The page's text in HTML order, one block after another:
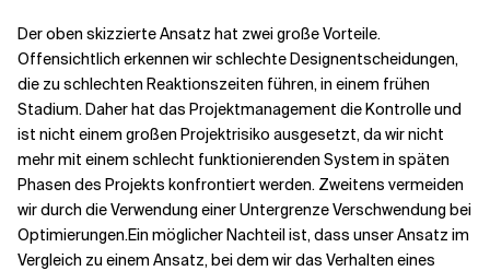
Der oben skizzierte Ansatz hat zwei große Vorteile.
Offensichtlich erkennen wir schlechte Designentscheidungen,
die zu schlechten Reaktionszeiten führen, in einem frühen
Stadium. Daher hat das Projektmanagement die Kontrolleund
ist nicht einem großen Projektrisiko ausgesetzt, da wir nicht
mehr mit einem schlecht funktionierenden System in späten
Phasen des Projekts konfrontiert werden. Zweitens vermeiden
wir durch die Verwendung einer UntergrenzeVerschwendung bei
Optimierungen.Ein möglicher Nachteil ist, dass unser Ansatz im
Vergleich zu einem Ansatz, bei dem wir das Verhalten eines